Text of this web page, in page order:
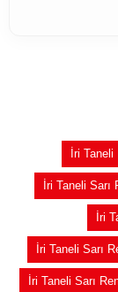
İri Taneli
İri Taneli Sarı
İri
İri Taneli Sarı
İri Taneli Sarı